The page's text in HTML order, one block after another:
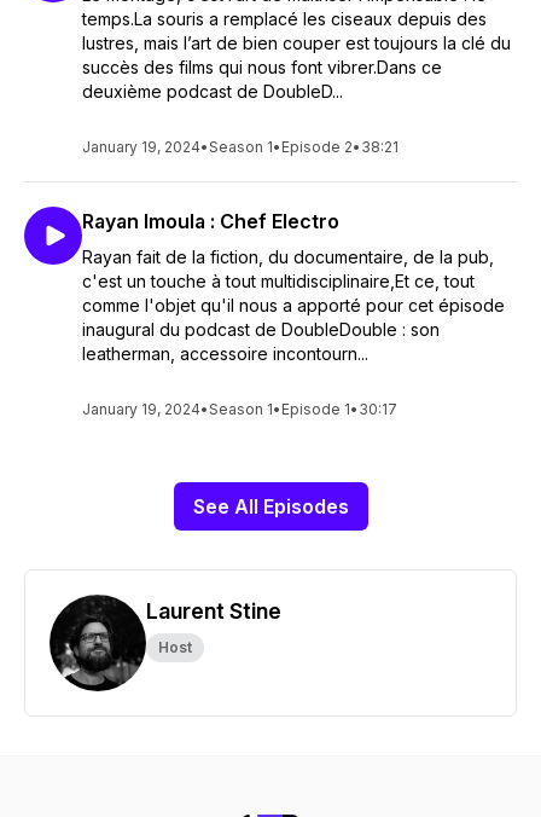
temps.La souris a remplacé les ciseaux depuis des
lustres, mais l’art de bien couper est toujours la clé du
succès des films qui nous font vibrer.Dans ce
deuxième podcast de DoubleD...
January 19, 2024•Season 1• Episode 2• 38:21
Rayan Imoula : Chef Electro
Rayan fait de la fiction, du documentaire, de la pub,
c'est un touche à tout multidisciplinaire,Et ce, tout
comme l'objet qu'il nous a apporté pour cet épisode
inaugural du podcast de DoubleDouble : son
leatherman, accessoire incontourn...
January 19, 2024•Season 1• Episode 1• 30:17
See All Episodes
Laurent Stine
Host